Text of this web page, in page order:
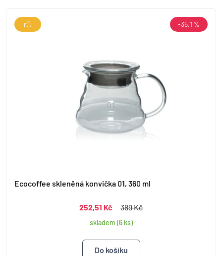
Ecocoffee skleněná konvička 01, 360 ml
252,51 Kč 389 Kč
skladem (6 ks)
-35,1 %